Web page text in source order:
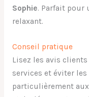
Sophie. Parfait pour
relaxant.
Conseil pratique
Lisez les avis
services et éviter
particulièrement